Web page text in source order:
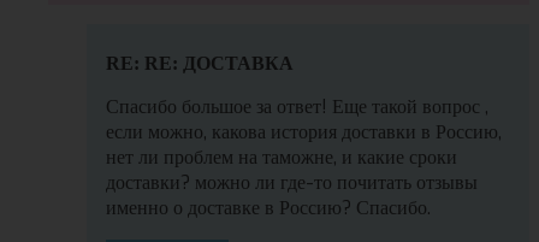
RE: RE: ДОСТАВКА
Спасибо большое за ответ! Еще такой вопрос ,
если можно, какова история доставки в Россию,
нет ли проблем на таможне, и какие сроки
доставки? можно ли где-то почитать отзывы
именно о доставке в Россию? Спасибо.